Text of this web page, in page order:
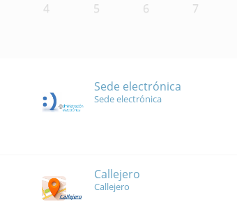
4 5 6 7
Sede electrónica
Sede electrónica
Callejero
Callejero